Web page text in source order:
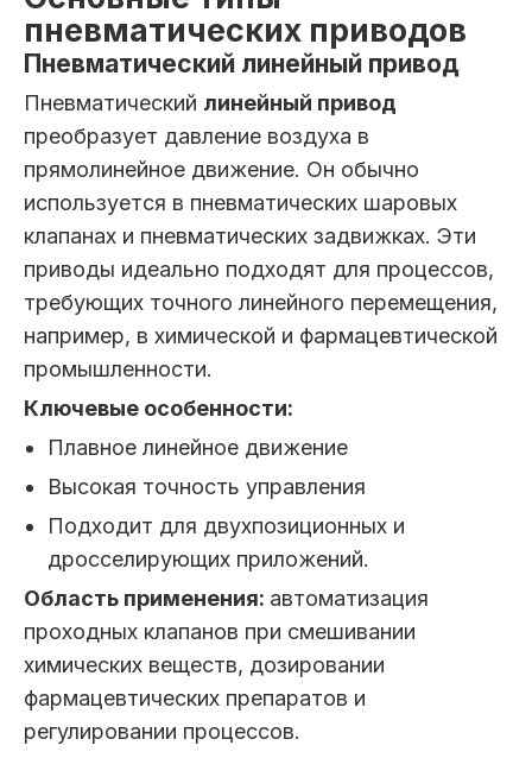
пневматических приводов
Пневматический линейный привод
Пневматический линейный привод
преобразует давление воздуха в
прямолинейное движение. Он обычно
используется в пневматических шаровых
клапанах и пневматических задвижках. Эти
приводы идеально подходят для процессов,
требующих точного линейного перемещения,
например, в химической и фармацевтической
промышленности.
Ключевые особенности:
Плавное линейное движение
Высокая точность управления
Подходит для двухпозиционных и
дросселирующих приложений.
Область применения: автоматизация
проходных клапанов при смешивании
химических веществ, дозировании
фармацевтических препаратов и
регулировании процессов.